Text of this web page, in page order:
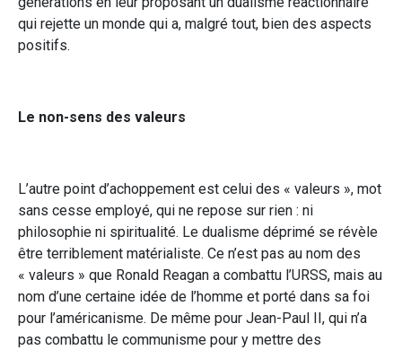
qui rejette un monde qui a, malgré tout, bien des aspects
positifs.
Le non-sens des valeurs
L’autre point d’achoppement est celui des « valeurs », mot
sans cesse employé, qui ne repose sur rien : ni
philosophie ni spiritualité. Le dualisme déprimé se révèle
être terriblement matérialiste. Ce n’est pas au nom des
« valeurs » que Ronald Reagan a combattu l’URSS, mais au
nom d’une certaine idée de l’homme et porté dans sa foi
pour l’américanisme. De même pour Jean-Paul II, qui n’a
pas combattu le communisme pour y mettre des